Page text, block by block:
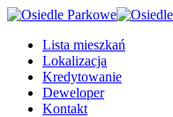
Lista mieszkań
Lokalizacja
Kredytowanie
Deweloper
Kontakt